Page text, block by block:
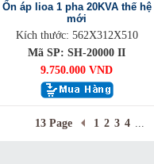
Ổn áp lioa 1 pha 20KVA thế hệ
mới
Kích thước: 562X312X510
Mã SP: SH-20000 II
9.750.000 VND
13 Page 1 2 3 4 ...